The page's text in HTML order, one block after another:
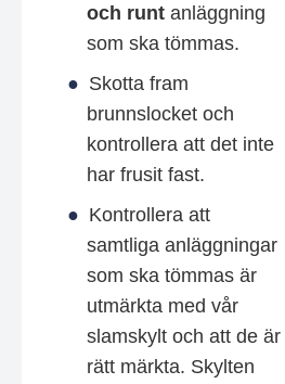
och runt anläggning
som ska tömmas.
Skotta fram
brunnslocket och
kontrollera att det inte
har frusit fast.
Kontrollera att
samtliga anläggningar
som ska tömmas är
utmärkta med vår
slamskylt och att de är
rätt märkta. Skylten